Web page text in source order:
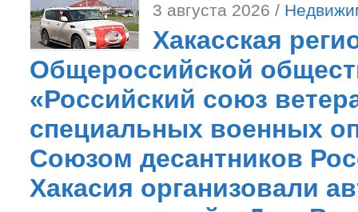
3 августа 2026 /
Хакасская
Общероссийской
«Российский союз
специальных военных
Союзом десантников
Хакасия организовали